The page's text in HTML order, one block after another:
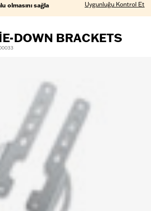
olmasını sağla Uygunluğu Kontrol Et
DOWN BRACKETS